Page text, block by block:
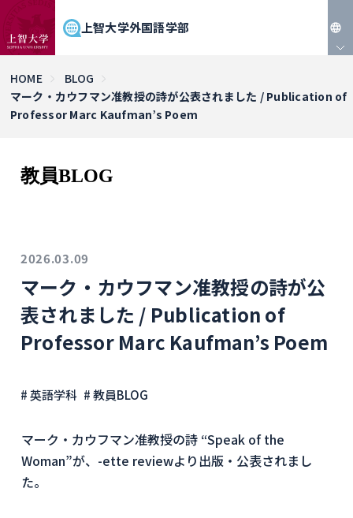
上智大学外国語学部
EN
HOME
BLOG
マーク・カウフマン准教授の詩が公表されました / Publication of
Professor Marc Kaufman’s Poem
教員BLOG
2026.03.09
マーク・カウフマン准教授の詩が公
表されました / Publication of
Professor Marc Kaufman’s Poem
# 英語学科 # 教員BLOG
マーク・カウフマン准教授の詩 “Speak of the
Woman”が、 -ette reviewより出版・公表されまし
た。